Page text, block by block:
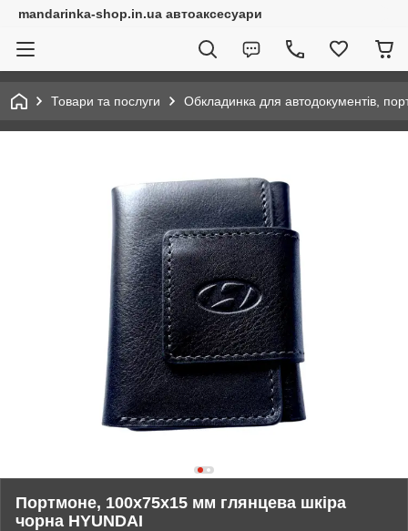
mandarinka-shop.in.ua автоаксесуари
Товари та послуги Обкладинка для автодокументів,
Портмоне, 100х75х15 мм глянцева шкіра
чорна HYUNDAI